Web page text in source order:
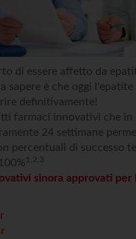
di essere affetto da
sapere è che oggi l'epatite
definitivamente!
farmaci innovativi che
24 settimane
percentuali di successo
1,2,3
sinora approvati per